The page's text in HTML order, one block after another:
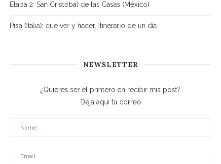
Etapa 2: San Cristóbal de las Casas (México)
Pisa (Italia): qué ver y hacer. Itinerario de un día
NEWSLETTER
¿Quieres ser el primero en recibir mis post?
Deja aquí tu correo